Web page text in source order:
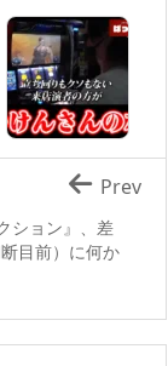
ション』、差
目前）に何か
Prev